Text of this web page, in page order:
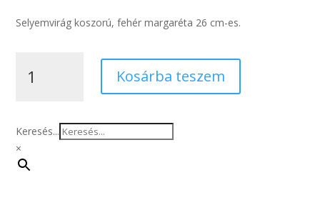
Selyemvirág koszorú, fehér margaréta 26 cm-es.
koszorú
26
mennyiség
Kosárba teszem
Keresés...
×